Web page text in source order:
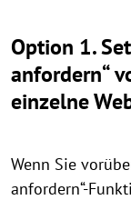
Option 1.
anfordern“
einzelne
Wenn Sie
anfordern“-